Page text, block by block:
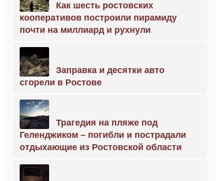
Как шесть ростовских
кооперативов построили пирамиду
почти на миллиард и рухнули
Заправка и десятки авто
сгорели в Ростове
Трагедия на пляже под
Геленджиком – погибли и пострадали
отдыхающие из Ростовской области